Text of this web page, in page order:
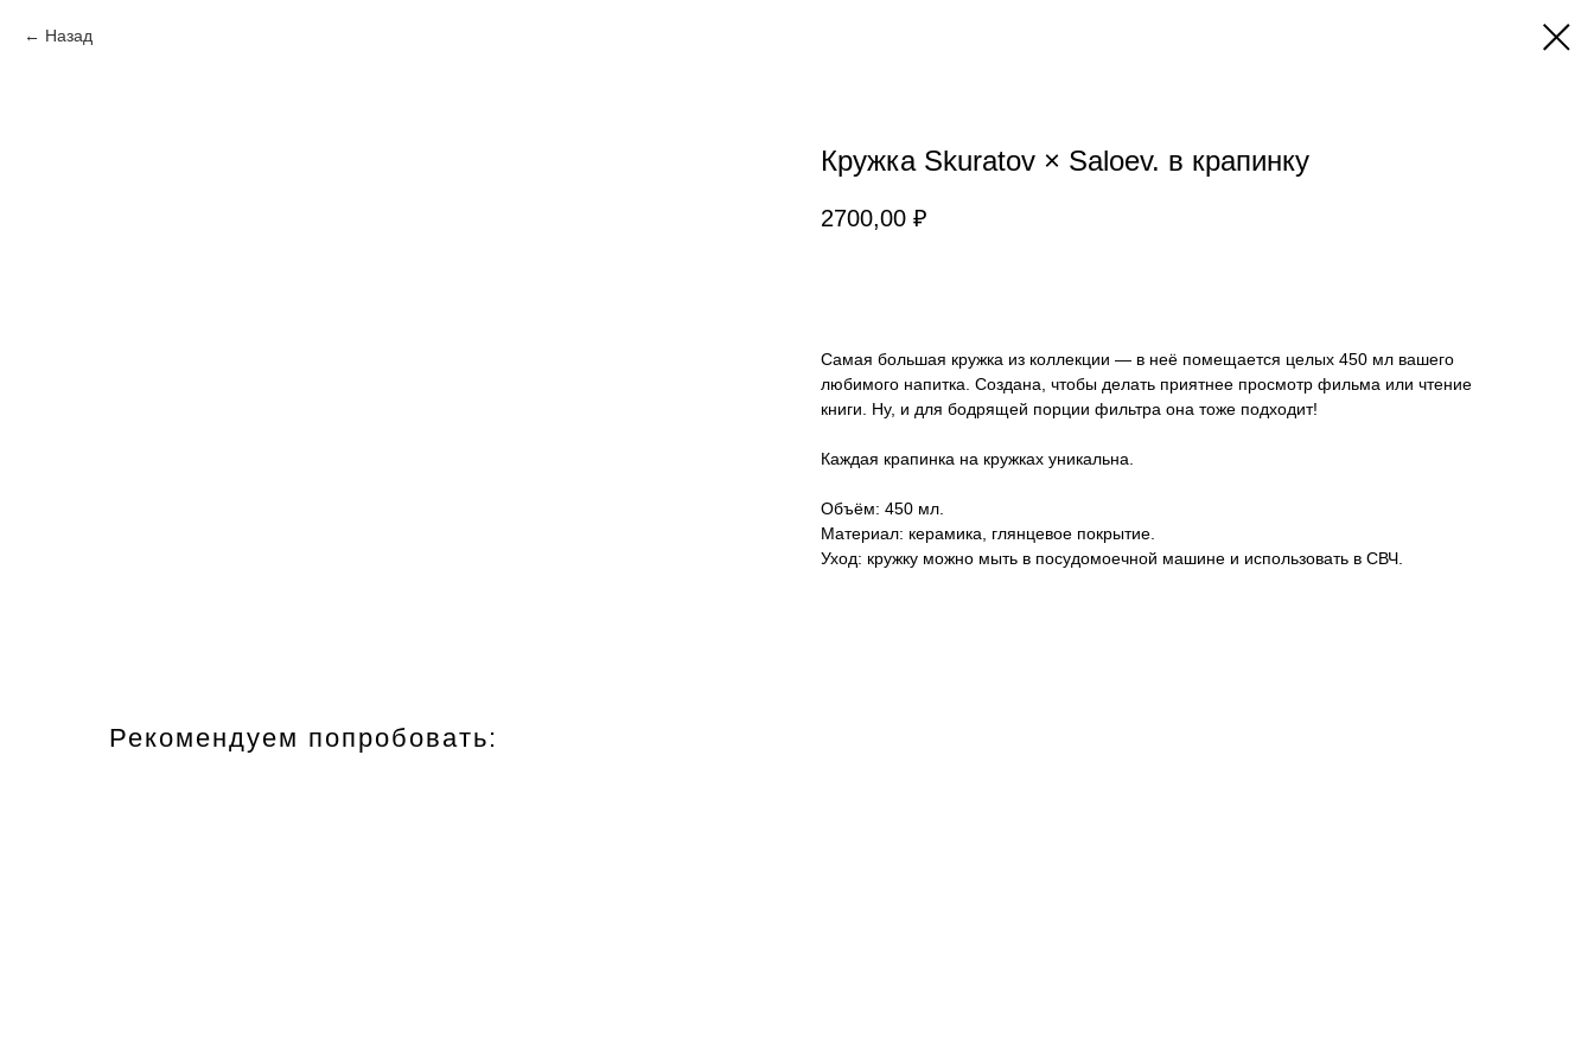
Назад
Кружка Skuratov × Saloev. в крапинку
2700,00 ₽
Самая большая кружка из коллекции — в неё помещается целых 450 мл вашего
любимого напитка. Создана, чтобы делать приятнее просмотр фильма или чтение
книги. Ну, и для бодрящей порции фильтра она тоже подходит!
Каждая крапинка на кружках уникальна.
Объём: 450 мл.
Материал: керамика, глянцевое покрытие.
Уход: кружку можно мыть в посудомоечной машине и использовать в СВЧ.
Рекомендуем попробовать: